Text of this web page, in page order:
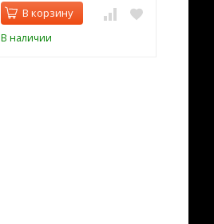
В корзину
В наличии